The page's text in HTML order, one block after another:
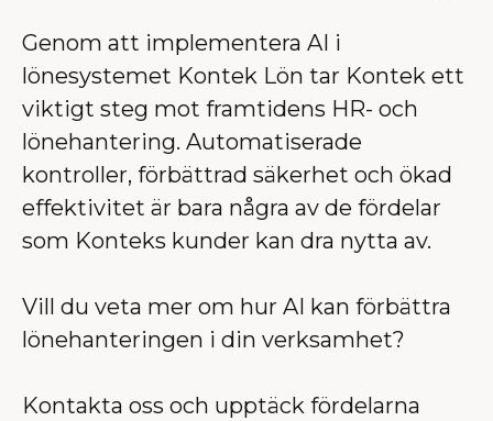
Genom att implementera AI i
lönesystemet Kontek Lön tar Kontek ett
viktigt steg mot framtidens HR- och
lönehantering. Automatiserade
kontroller, förbättrad säkerhet och ökad
effektivitet är bara några av de fördelar
som Konteks kunder kan dra nytta av.
Vill du veta mer om hur AI kan förbättra
lönehanteringen i din verksamhet?
Kontakta oss och upptäck fördelarna